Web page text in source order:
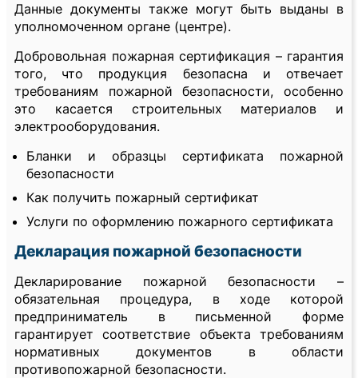
Данные документы также могут быть выданы в
уполномоченном органе (центре).
Добровольная пожарная сертификация – гарантия
того, что продукция безопасна и отвечает
требованиям пожарной безопасности, особенно
это касается строительных материалов и
электрооборудования.
Бланки и образцы сертификата пожарной
безопасности
Как получить пожарный сертификат
Услуги по оформлению пожарного сертификата
Декларация пожарной безопасности
Декларирование пожарной безопасности –
обязательная процедура, в ходе которой
предприниматель в письменной форме
гарантирует соответствие объекта требованиям
нормативных документов в области
противопожарной безопасности.